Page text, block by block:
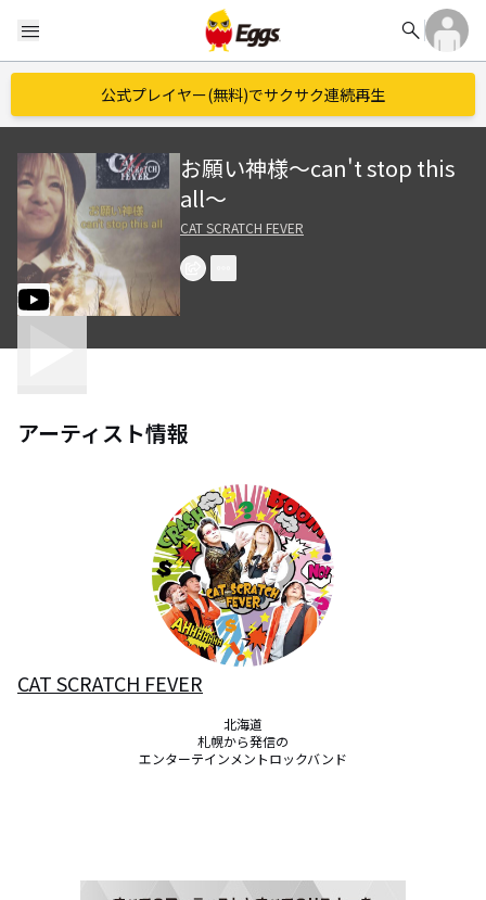
menu search
公式プレイヤー(無料)でサクサク連続再生
お願い神様〜can't stop this
all〜
CAT SCRATCH FEVER
アーティスト情報
CAT SCRATCH FEVER
北海道
札幌から発信の
エンターテインメントロックバンド